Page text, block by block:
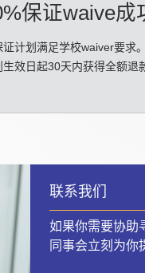
保证waive成
证计划满足学校waiver要求
生效日起30天内获得全额退
联系我们
如果你需要协助
同事会立刻为你